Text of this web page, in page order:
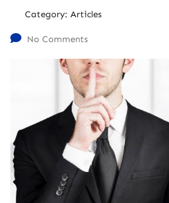
Category: Articles
No Comments